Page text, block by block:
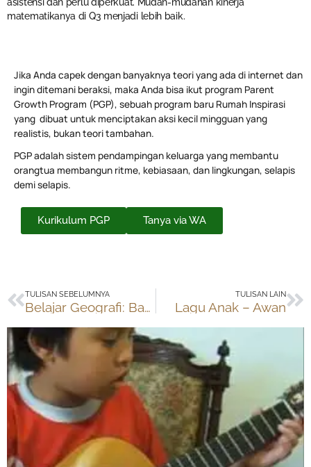
matematikanya di Q3 menjadi lebih baik.
Jika Anda capek dengan banyaknya teori yang ada di internet dan
ingin ditemani beraksi, maka Anda bisa ikut program Parent
Growth Program (PGP), sebuah program baru Rumah Inspirasi
yang dibuat untuk menciptakan aksi kecil mingguan yang
realistis, bukan teori tambahan.
PGP adalah sistem pendampingan keluarga yang membantu
orangtua membangun ritme, kebiasaan, dan lingkungan, selapis
demi selapis.
Kurikulum PGP Tanya via WA
Prev
TULISAN SEBELUMNYA
Belajar Geografi: Bahrain
TULISAN LAIN
Lagu Anak – Awan